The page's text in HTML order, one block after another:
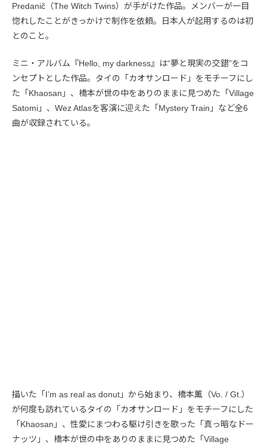
Predanič（The Witch Twins）が手がけた作品。メンバーが一目
惚れしたことがきっかけで制作を依頼。日本人が起用するのは初
とのこと。
ミニ・アルバム『Hello, my darkness』は“夢と現実の交錯”をコ
ンセプトとした作品。タイの「カオサンロード」をモチーフにし
た「Khaosan」、橋本が世の中をありのままに見つめた「Village
Satomi」、Wez Atlasを客演に迎えた「Mystery Train」など全6
曲が収録されている。
描いた「I’m as real as donut」から始まり、橋本薫（Vo. / Gt.）
が何度も訪れているタイの「カオサンロード」をモチーフにした
「Khaosan」、性愛にまつわる駆け引きを歌った「真っ暗なドー
ナッツ」、橋本が世の中をありのままに見つめた「Village